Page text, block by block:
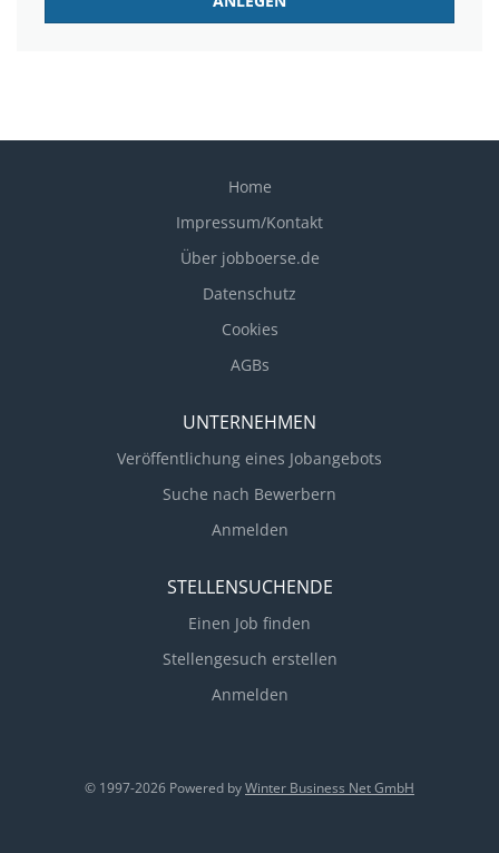
Home
Impressum/Kontakt
Über jobboerse.de
Datenschutz
Cookies
AGBs
UNTERNEHMEN
Veröffentlichung eines Jobangebots
Suche nach Bewerbern
Anmelden
STELLENSUCHENDE
Einen Job finden
Stellengesuch erstellen
Anmelden
© 1997-2026 Powered byWinter Business Net GmbH